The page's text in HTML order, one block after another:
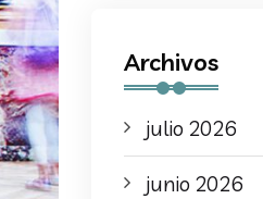
Archivos
julio 2026
junio 2026